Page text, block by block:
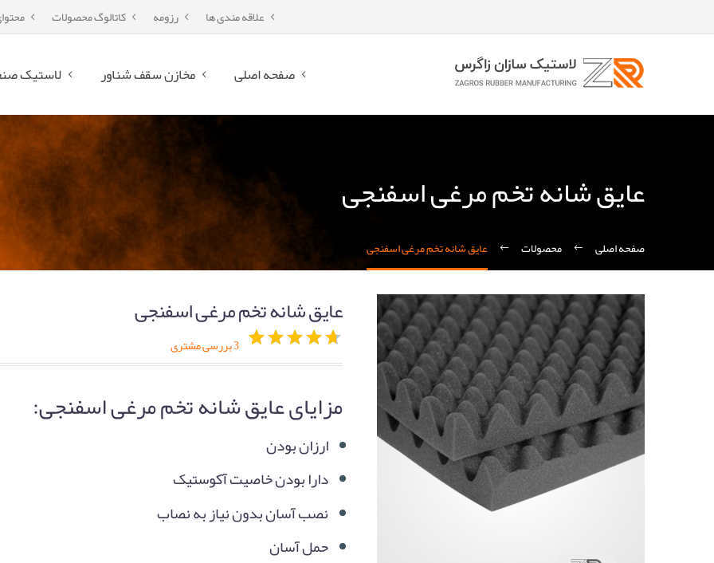
علاقه مندی ها رزومه کاتالوگ محصولات
صفحه اصلی مخازن سقف شناور لاستیک
عایق شانه تخم مرغی اسفنجی
صفحه اصلی محصولات عایق شانه تخم مرغی اسفنجی
عایق شانه تخم مرغی اسفنجی
4.67
out
5
on
3
customer
ratings
3بررسی مشتری
مزایای عایق شانه تخم مرغی اسفنجی:
ارزان بودن
دارا بودن خاصیت آکوستیک
نصب آسان بدون نیاز به نصاب
حمل آسان